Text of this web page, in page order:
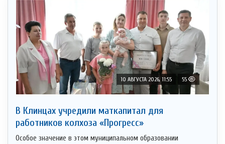
10 АВГУСТА 2026, 11:55 55
В Клинцах учредили маткапитал для
работников колхоза «Прогресс»
Особое значение в этом муниципальном образовании